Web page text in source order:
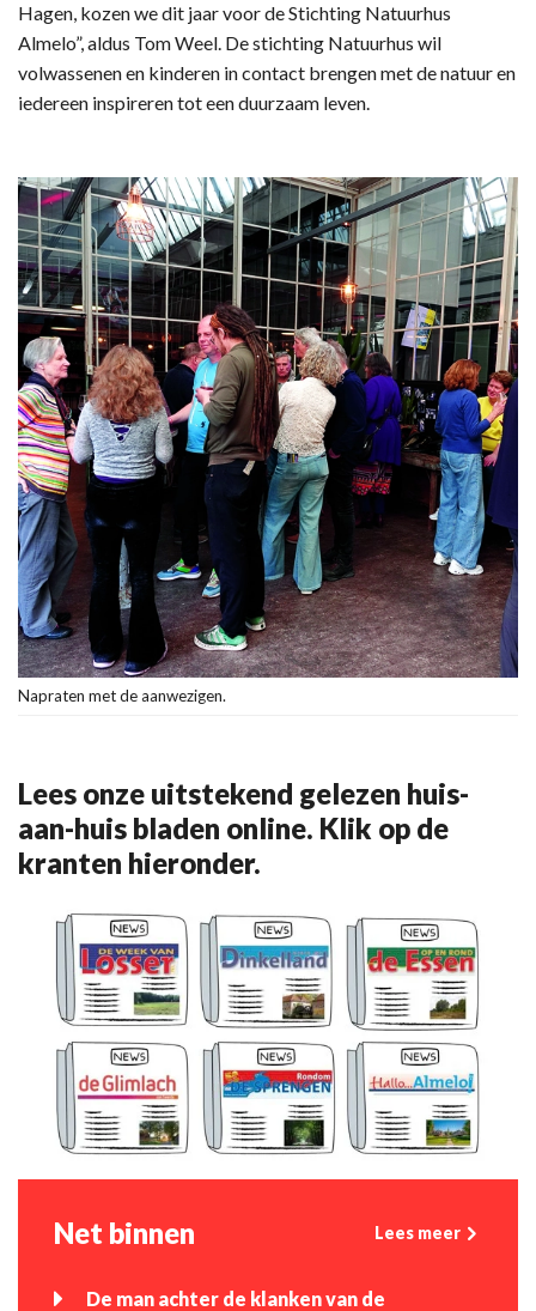
Hagen, kozen we dit jaar voor de Stichting Natuurhus
Almelo”, aldus Tom Weel. De stichting Natuurhus wil
volwassenen en kinderen in contact brengen met de natuur en
iedereen inspireren tot een duurzaam leven.
Napraten met de aanwezigen.
Lees onze uitstekend gelezen huis-
aan-huis bladen online. Klik op de
kranten hieronder.
Net binnen Lees meer
De man achter de klanken van de